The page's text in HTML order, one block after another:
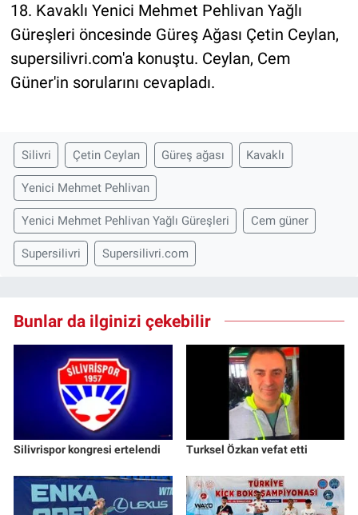
18. Kavaklı Yenici Mehmet Pehlivan Yağlı
Güreşleri öncesinde Güreş Ağası Çetin Ceylan,
supersilivri.com'a konuştu. Ceylan, Cem
Güner'in sorularını cevapladı.
Silivri Çetin Ceylan Güreş ağası Kavaklı
Yenici Mehmet Pehlivan
Yenici Mehmet Pehlivan Yağlı Güreşleri Cem güner
Supersilivri Supersilivri.com
Bunlar da ilginizi çekebilir
Silivrispor kongresi ertelendi Turksel Özkan vefat etti